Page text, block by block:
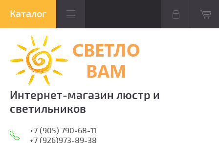
Интернет-магазин люстр и
светильников
+7 (905) 790-68-11
+7 (926)973-89-38